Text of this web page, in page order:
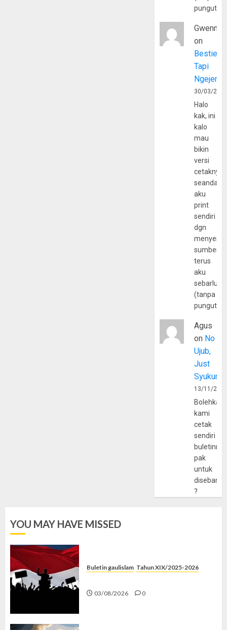
Gwenny
on
Bestie
Tapi
30/03/
Halo
kak, ini
kalo
mau
bikin
versi
cetaknya
aku
print
sendiri
dgn
sumber
terus
aku
(tanpa
Agus
on No
Ujub,
Just
Syukur
13/11/
Bolehkah
kami
cetak
sendiri
pak
untuk
?
YOU MAY HAVE MISSED
Buletin gaulislam Tahun XIX/2025-2026
03/08/2026 0